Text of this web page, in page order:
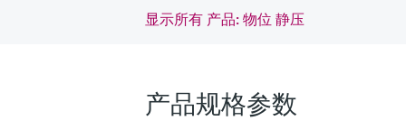
显示所有 产品: 物位 静压
产品规格参数